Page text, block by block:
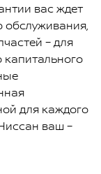
вас ждет
обслуживания,
– для
для каждого
ваш –